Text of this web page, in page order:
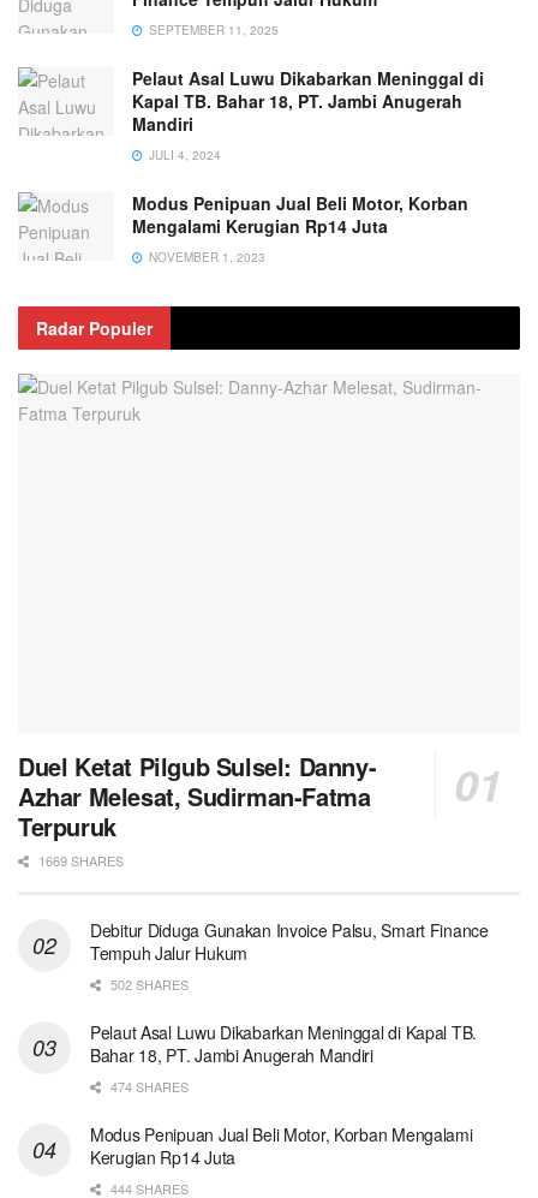
SEPTEMBER 11, 2025
Pelaut Asal Luwu Dikabarkan Meninggal di
Kapal TB. Bahar 18, PT. Jambi Anugerah
Mandiri
JULI 4, 2024
Modus Penipuan Jual Beli Motor, Korban
Mengalami Kerugian Rp14 Juta
NOVEMBER 1, 2023
Radar Populer
Duel Ketat Pilgub Sulsel: Danny-
Azhar Melesat, Sudirman-Fatma
Terpuruk
1669 SHARES
Debitur Diduga Gunakan Invoice Palsu, Smart Finance
Tempuh Jalur Hukum
502 SHARES
Pelaut Asal Luwu Dikabarkan Meninggal di Kapal TB.
Bahar 18, PT. Jambi Anugerah Mandiri
474 SHARES
Modus Penipuan Jual Beli Motor, Korban Mengalami
Kerugian Rp14 Juta
444 SHARES